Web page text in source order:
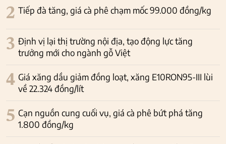
2 Tiếp đà tăng, giá cà phê chạm mốc 99.000 đồng/kg
3 Định vị lại thị trường nội địa, tạo động lực tăng
trưởng mới cho ngành gỗ Việt
4 Giá xăng dầu giảm đồng loạt, xăng E10RON95-III lùi
về 22.324 đồng/lít
5 Cạn nguồn cung cuối vụ, giá cà phê bứt phá tăng
1.800 đồng/kg